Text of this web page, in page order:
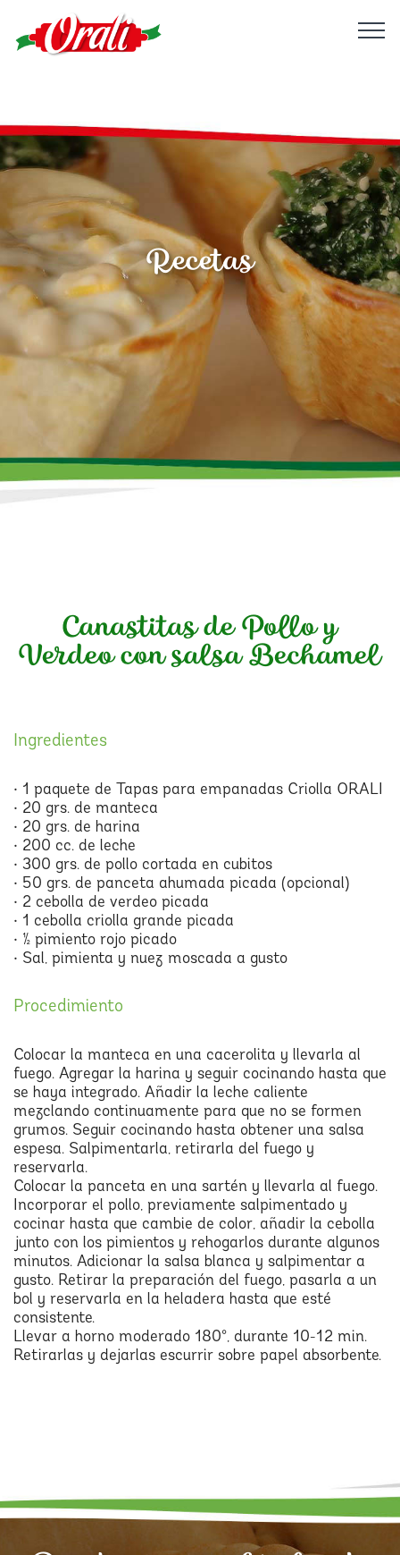
Recetas
Canastitas de Pollo y
Verdeo con salsa Bechamel
Ingredientes
• 1 paquete de Tapas para empanadas Criolla ORALI
• 20 grs. de manteca
• 20 grs. de harina
• 200 cc. de leche
• 300 grs. de pollo cortada en cubitos
• 50 grs. de panceta ahumada picada (opcional)
• 2 cebolla de verdeo picada
• 1 cebolla criolla grande picada
• ½ pimiento rojo picado
• Sal, pimienta y nuez moscada a gusto
Procedimiento
Colocar la manteca en una cacerolita y llevarla al
fuego. Agregar la harina y seguir cocinando hasta que
se haya integrado. Añadir la leche caliente
mezclando continuamente para que no se formen
grumos. Seguir cocinando hasta obtener una salsa
espesa. Salpimentarla, retirarla del fuego y
reservarla.
Colocar la panceta en una sartén y llevarla al fuego.
Incorporar el pollo, previamente salpimentado y
cocinar hasta que cambie de color, añadir la cebolla
junto con los pimientos y rehogarlos durante algunos
minutos. Adicionar la salsa blanca y salpimentar a
gusto. Retirar la preparación del fuego, pasarla a un
bol y reservarla en la heladera hasta que esté
consistente.
Llevar a horno moderado 180°, durante 10-12 min.
Retirarlas y dejarlas escurrir sobre papel absorbente.